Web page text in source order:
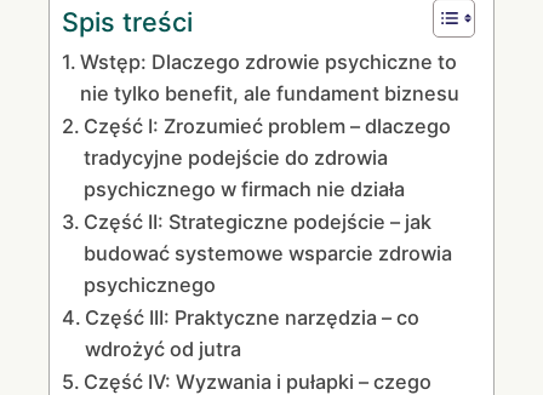
Spis treści
Wstęp: Dlaczego zdrowie psychiczne to
nie tylko benefit, ale fundament biznesu
Część I: Zrozumieć problem – dlaczego
tradycyjne podejście do zdrowia
psychicznego w firmach nie działa
Część II: Strategiczne podejście – jak
budować systemowe wsparcie zdrowia
psychicznego
Część III: Praktyczne narzędzia – co
wdrożyć od jutra
Część IV: Wyzwania i pułapki – czego